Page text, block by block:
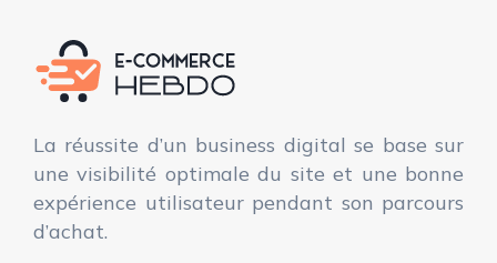
La réussite d’un business digital se base sur
une visibilité optimale du site et une bonne
expérience utilisateur pendant son parcours
d’achat.